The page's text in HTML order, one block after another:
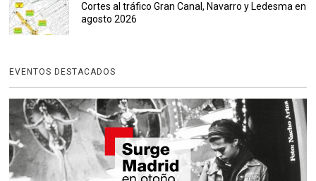
Cortes al tráfico Gran Canal, Navarro y Ledesma en
agosto 2026
EVENTOS DESTACADOS